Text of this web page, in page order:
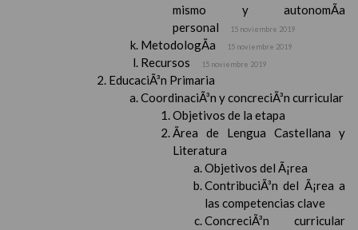
mismo y autonomÃ­a
personal
15 noviembre 2019
MetodologÃ­a 15 noviembre 2019
Recursos 15 noviembre 2019
EducaciÃ³n Primaria
CoordinaciÃ³n y concreciÃ³n curricular
Objetivos de la etapa
Ãrea de Lengua Castellana y
Literatura
Objetivos del Ã¡rea
ContribuciÃ³n del Ã¡rea a
las competencias clave
ConcreciÃ³n curricular